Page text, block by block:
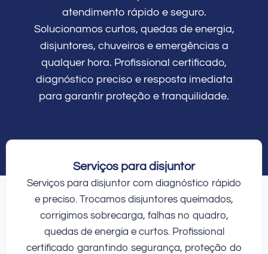
atendimento rápido e seguro.
Solucionamos curtos, quedas de energia,
disjuntores, chuveiros e emergências a
qualquer hora. Profissional certificado,
diagnóstico preciso e resposta imediata
para garantir proteção e tranquilidade.
Serviços para disjuntor
Serviços para disjuntor com diagnóstico rápido
e preciso. Trocamos disjuntores queimados,
corrigimos sobrecarga, falhas no quadro,
quedas de energia e curtos. Profissional
certificado garantindo segurança, proteção do